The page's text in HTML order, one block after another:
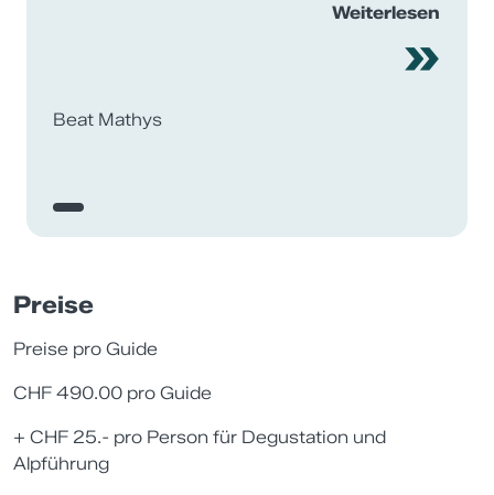
Weiterlesen
»
Beat Mathys
Preise
Preise pro Guide
CHF 490.00 pro Guide
+ CHF 25.- pro Person für Degustation und
Alpführung